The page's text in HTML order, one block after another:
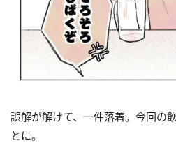
誤解が解けて、一件落着。今回の
とに。